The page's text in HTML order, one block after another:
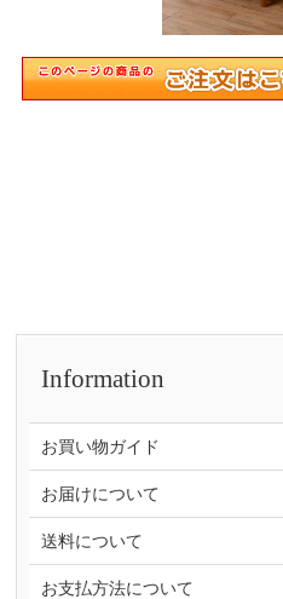
Information
お買い物ガイド
お届けについて
送料について
お支払方法について